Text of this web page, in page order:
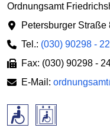
Ordnungsamt
Petersburger Straße
Tel.: (030) 90298 -
Fax: (030) 90298 -
E-Mail: